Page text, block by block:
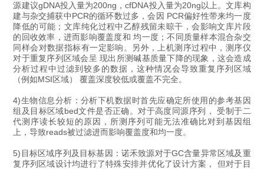
源建议gDNA投入量为200ng，cfDNA投入量为20ng以上。文库构
建与杂交捕获中PCR的循环数过多，会因 PCR偏好性带来均一度
降低的可能；文库纯化过程中乙醇残留未晾干，会影响文库片段
的回收效率，进而影响覆盖度和 均一度；不同质量样本混合杂交
同样会对数据指标有一定影响。另外，上机测序过程中，测序仪
对于重复序列区域会呈 现出所测碱基质量下降的现象，这会造成
分析过程中过滤到较多的数据，这种情况会导致重复序列区域
（例如MSI区域） 覆盖深度较低或覆盖不完全。
4)生物信息分析：分析下机数据时首先应确定所使用的参考基因
组及目标区域bed文件是否正确。对于高度同源序列， 受制于二
代测序读长较短的原因，所测序列可能无法准确比对到基因组
上，导致reads被过滤进而影响覆盖度和均一度。
5)目标区域序列及目标基因：诺禾致源对于GC含量异常区域及重
复序列区域设计均进行了特殊安排并优化了设计方案， 但对于目